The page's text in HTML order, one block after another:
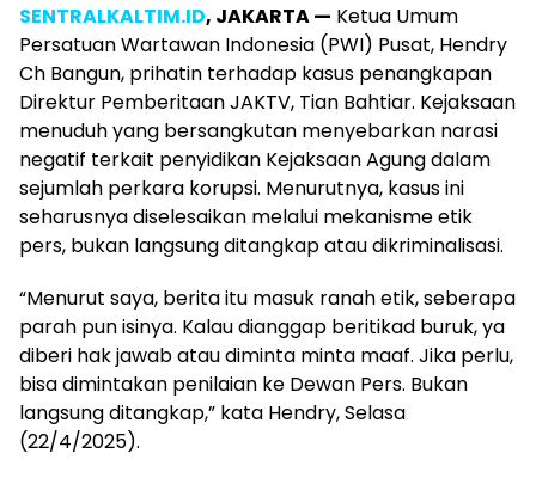
SENTRALKALTIM.ID, JAKARTA — Ketua Umum
Persatuan Wartawan Indonesia (PWI) Pusat, Hendry
Ch Bangun, prihatin terhadap kasus penangkapan
Direktur Pemberitaan JAKTV, Tian Bahtiar. Kejaksaan
menuduh yang bersangkutan menyebarkan narasi
negatif terkait penyidikan Kejaksaan Agung dalam
sejumlah perkara korupsi. Menurutnya, kasus ini
seharusnya diselesaikan melalui mekanisme etik
pers, bukan langsung ditangkap atau dikriminalisasi.
“Menurut saya, berita itu masuk ranah etik, seberapa
parah pun isinya. Kalau dianggap beritikad buruk, ya
diberi hak jawab atau diminta minta maaf. Jika perlu,
bisa dimintakan penilaian ke Dewan Pers. Bukan
langsung ditangkap,” kata Hendry, Selasa
(22/4/2025).